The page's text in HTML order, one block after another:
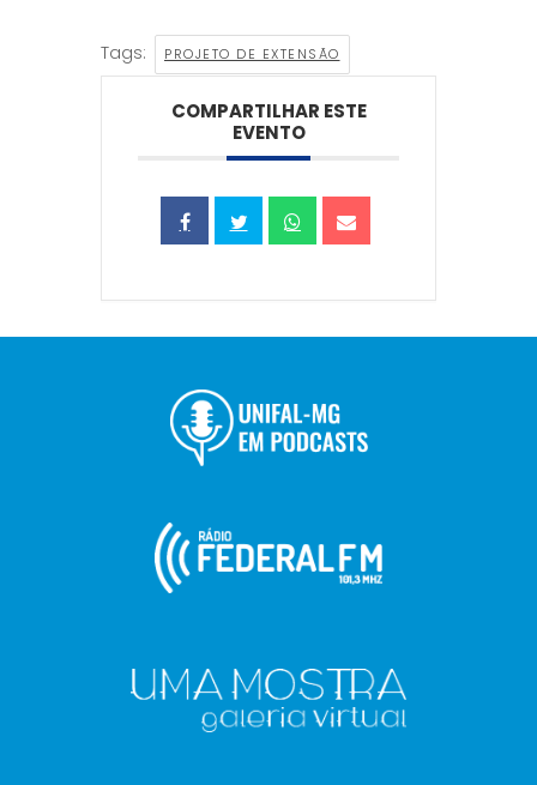
Tags: PROJETO DE EXTENSÃO
COMPARTILHAR ESTE
EVENTO